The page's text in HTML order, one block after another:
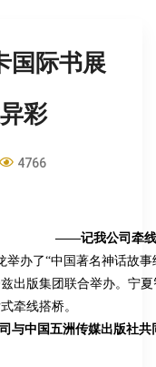
国际书展
彩
4766
——记我公司牵线
办了“中国著名神话故
出版集团联合举办。宁
牵线搭桥。
中国五洲传媒出版社共